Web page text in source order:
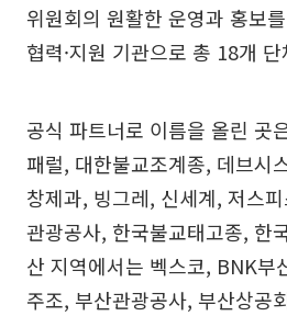
위원회의 원활한 운영과 홍보
협력·지원 기관으로 총 18개
공식 파트너로 이름을 올린 곳
패럴, 대한불교조계종, 데브시
창제과, 빙그레, 신세계, 저스
관광공사, 한국불교태고종, 한
산 지역에서는 벡스코, BNK부
주조, 부산관광공사, 부산상공